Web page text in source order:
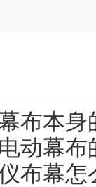
布本
动幕
布幕